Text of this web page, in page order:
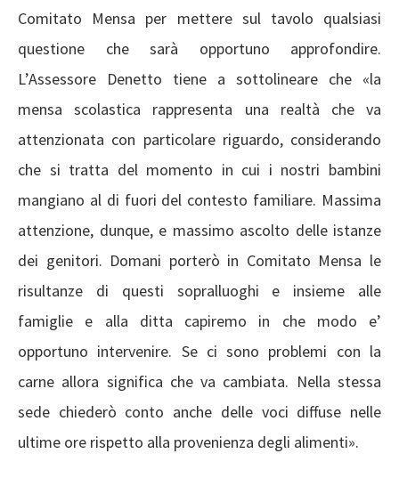
Comitato Mensa per mettere sul tavolo qualsiasi
questione che sarà opportuno approfondire.
L’Assessore Denetto tiene a sottolineare che «la
mensa scolastica rappresenta una realtà che va
attenzionata con particolare riguardo, considerando
che si tratta del momento in cui i nostri bambini
mangiano al di fuori del contesto familiare. Massima
attenzione, dunque, e massimo ascolto delle istanze
dei genitori. Domani porterò in Comitato Mensa le
risultanze di questi sopralluoghi e insieme alle
famiglie e alla ditta capiremo in che modo e’
opportuno intervenire. Se ci sono problemi con la
carne allora significa che va cambiata. Nella stessa
sede chiederò conto anche delle voci diffuse nelle
ultime ore rispetto alla provenienza degli alimenti».